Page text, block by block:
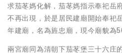
求茄苳媽化解，茄苳媽指示奉祀岳
不再出現，於是居民建廟開始奉祀
年建廟，名為旌忠廟，現今廟貌為
兩宮廟同為清朝下茄苳堡三十六庄